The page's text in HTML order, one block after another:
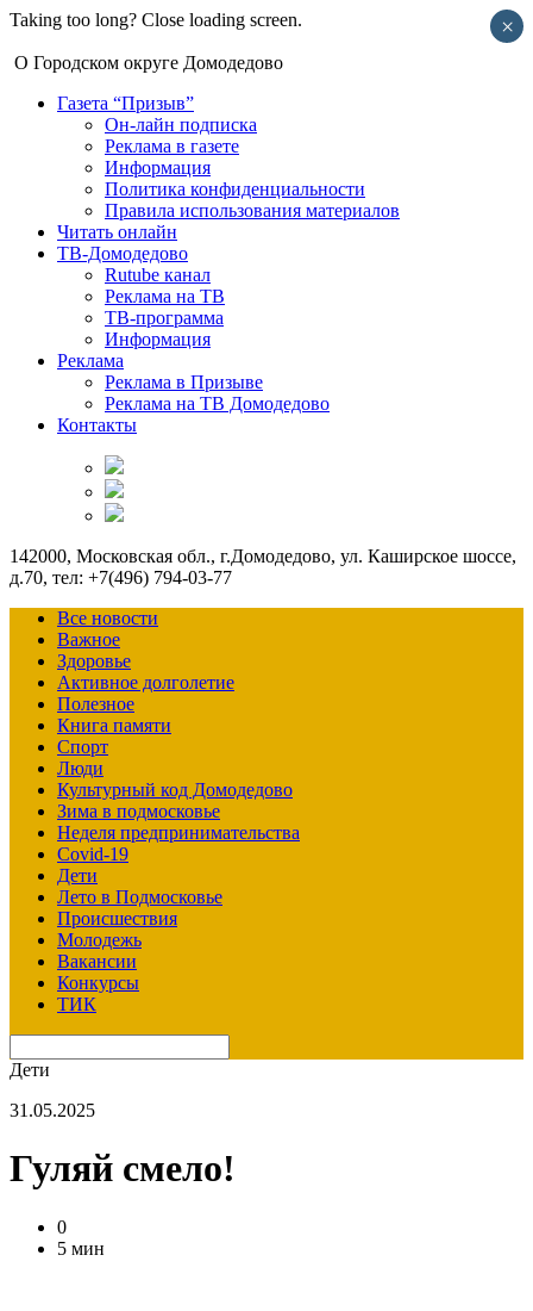
Taking too long? Close loading screen.
О Городском округе Домодедово
Газета “Призыв”
Он-лайн подписка
Реклама в газете
Информация
Политика конфиденциальности
Правила использования материалов
Читать онлайн
ТВ-Домодедово
Rutube канал
Реклама на ТВ
ТВ-программа
Информация
Реклама
Реклама в Призыве
Реклама на ТВ Домодедово
Контакты
142000, Московская обл., г.Домодедово, ул. Каширское шоссе,
д.70, тел: +7(496) 794-03-77
Все новости
Важное
Здоровье
Активное долголетие
Полезное
Книга памяти
Спорт
Люди
Культурный код Домодедово
Зима в подмосковье
Неделя предпринимательства
Covid-19
Дети
Лето в Подмосковье
Происшествия
Молодежь
Вакансии
Конкурсы
ТИК
Дети
31.05.2025
Гуляй смело!
0
5 мин
×